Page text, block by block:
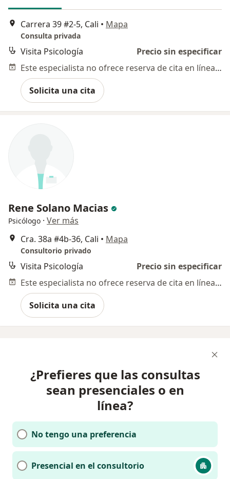
Carrera 39 #2-5, Cali • Mapa
Consulta privada
Visita Psicología
Precio sin especificar
Este especialista no ofrece reserva de cita en línea en esta dirección.
Solicita una cita
Rene Solano Macias
Psicólogo · Ver más
Cra. 38a #4b-36, Cali • Mapa
Consultorio privado
Visita Psicología
Precio sin especificar
Este especialista no ofrece reserva de cita en línea en esta dirección.
Solicita una cita
¿Prefieres que las consultas
sean presenciales o en
línea?
No tengo una preferencia
Presencial en el consultorio